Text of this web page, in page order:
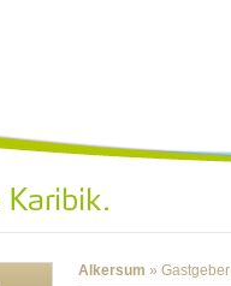
Alkersum » Gastgeber